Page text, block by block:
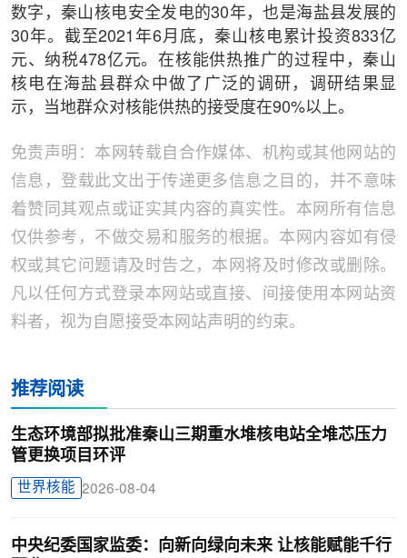
数字，秦山核电安全发电的30年，也是海盐县发展的
30年。截至2021年6月底，秦山核电累计投资833亿
元、纳税478亿元。在核能供热推广的过程中，秦山
核电在海盐县群众中做了广泛的调研，调研结果显
示，当地群众对核能供热的接受度在90%以上。
免责声明：本网转载自合作媒体、机构或其他网站的
信息，登载此文出于传递更多信息之目的，并不意味
着赞同其观点或证实其内容的真实性。本网所有信息
仅供参考，不做交易和服务的根据。本网内容如有侵
权或其它问题请及时告之，本网将及时修改或删除。
凡以任何方式登录本网站或直接、间接使用本网站资
料者，视为自愿接受本网站声明的约束。
推荐阅读
生态环境部拟批准秦山三期重水堆核电站全堆芯压力
管更换项目环评
世界核能 2026-08-04
中央纪委国家监委：向新向绿向未来 让核能赋能千行